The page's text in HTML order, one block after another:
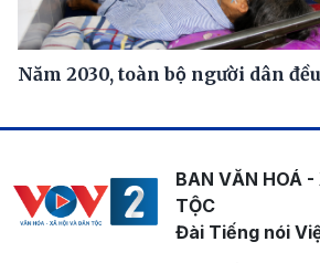
Năm 2030, toàn bộ người dân
BAN VĂN HOÁ -
TỘC
Đài Tiếng nói